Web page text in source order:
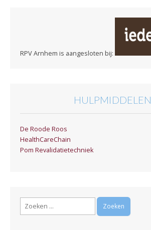
RPV Arnhem is aangesloten bij:
HULPMIDDELEN
De Roode Roos
HealthCareChain
Pom Revalidatietechniek
Zoeken